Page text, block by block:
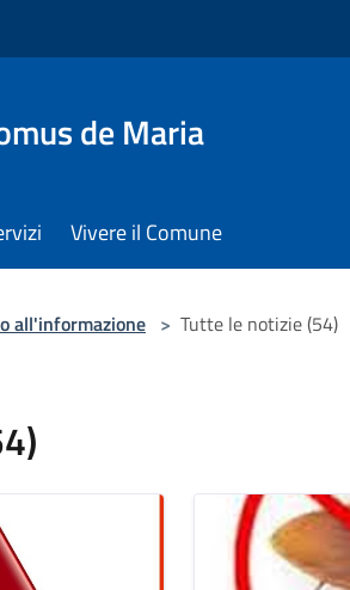
de Maria
Vivere il Comune
all'informazione > Tutte le notizie (54)